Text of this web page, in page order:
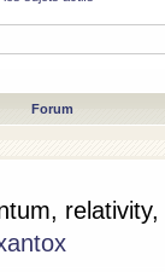
Forum